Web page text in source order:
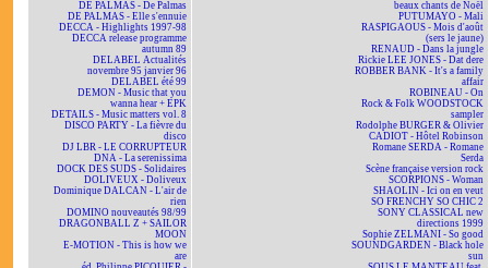
DE PALMAS - De Palmas
DE PALMAS - Elle s'ennuie
DECCA - Highlights 1997-98
DECCA release programme
autumn 89
DELABEL Actualités
novembre 95 janvier 96
DELABEL été 99
DEMON - Music that you
wanna hear + EPK
DETAILS - Music matters vol. 8
DISCO PARTY - La fièvre du
disco
DJ LBR - LE CORRUPTEUR
DNA - La serenissima
DOCK DES SUDS - Solidaires
DOLIVEUX - Doliveux
Dominique DALCAN - L'air de
rien
DOMINO nouveautés 98/99
DRAGONBALL Z + SAILOR
MOON
E-MOTION - This is how we
are
beaux chants de Noël
PUTUMAYO - Mali
RASPIGAOUS - Mois d'août
(sers le jaune)
RENAUD - Dans la jungle
Rickie LEE JONES - Dat dere
ROBBER BANK - It's a family
affair
ROBINEAU - On
Rock & Folk WOODSTOCK
sampler
Rodolphe BURGER & Olivier
CADIOT - Hôtel Robinson
Romane SERDA - Romane
Serda
Scène française version rock
SCORPIONS - Woman
SHAOLIN - Ici on en veut
SO FRENCHY SO CHIC 2
SONY CLASSICAL new
directions 1999
Sophie ZELMANI - So good
SOUNDGARDEN - Black hole
sun